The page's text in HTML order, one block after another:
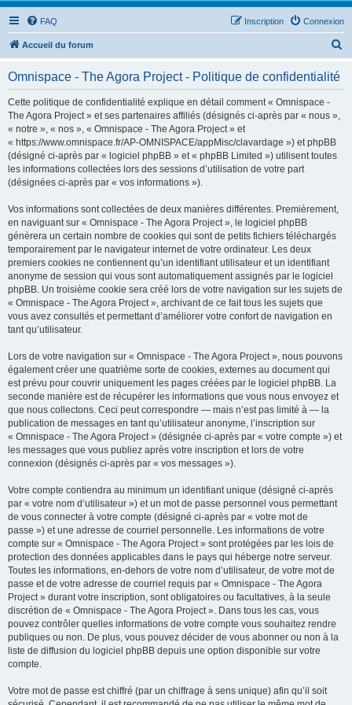
FAQ Connexion
Inscription
Accueil du forum
Omnispace - The Agora Project - Politique de confidentialité
Cette politique de confidentialité explique en détail comment « Omnispace -
The Agora Project » et ses partenaires affiliés (désignés ci-après par « nous »,
« notre », « nos », « Omnispace - The Agora Project » et
« https://www.omnispace.fr/AP-OMNISPACE/appMisc/clavardage ») et phpBB
(désigné ci-après par « logiciel phpBB » et « phpBB Limited ») utilisent toutes
les informations collectées lors des sessions d’utilisation de votre part
(désignées ci-après par « vos informations »).
Vos informations sont collectées de deux manières différentes. Premièrement,
en naviguant sur « Omnispace - The Agora Project », le logiciel phpBB
génèrera un certain nombre de cookies qui sont de petits fichiers téléchargés
temporairement par le navigateur internet de votre ordinateur. Les deux
premiers cookies ne contiennent qu’un identifiant utilisateur et un identifiant
anonyme de session qui vous sont automatiquement assignés par le logiciel
phpBB. Un troisième cookie sera créé lors de votre navigation sur les sujets de
« Omnispace - The Agora Project », archivant de ce fait tous les sujets que
vous avez consultés et permettant d’améliorer votre confort de navigation en
tant qu’utilisateur.
Lors de votre navigation sur « Omnispace - The Agora Project », nous pouvons
également créer une quatrième sorte de cookies, externes au document qui
est prévu pour couvrir uniquement les pages créées par le logiciel phpBB. La
seconde manière est de récupérer les informations que vous nous envoyez et
que nous collectons. Ceci peut correspondre — mais n’est pas limité à — la
publication de messages en tant qu’utilisateur anonyme, l’inscription sur
« Omnispace - The Agora Project » (désignée ci-après par « votre compte ») et
les messages que vous publiez après votre inscription et lors de votre
connexion (désignés ci-après par « vos messages »).
Votre compte contiendra au minimum un identifiant unique (désigné ci-après
par « votre nom d’utilisateur ») et un mot de passe personnel vous permettant
de vous connecter à votre compte (désigné ci-après par « votre mot de
passe ») et une adresse de courriel personnelle. Les informations de votre
compte sur « Omnispace - The Agora Project » sont protégées par les lois de
protection des données applicables dans le pays qui héberge notre serveur.
Toutes les informations, en-dehors de votre nom d’utilisateur, de votre mot de
passe et de votre adresse de courriel requis par « Omnispace - The Agora
Project » durant votre inscription, sont obligatoires ou facultatives, à la seule
discrétion de « Omnispace - The Agora Project ». Dans tous les cas, vous
pouvez contrôler quelles informations de votre compte vous souhaitez rendre
publiques ou non. De plus, vous pouvez décider de vous abonner ou non à la
liste de diffusion du logiciel phpBB depuis une option disponible sur votre
compte.
Votre mot de passe est chiffré (par un chiffrage à sens unique) afin qu’il soit